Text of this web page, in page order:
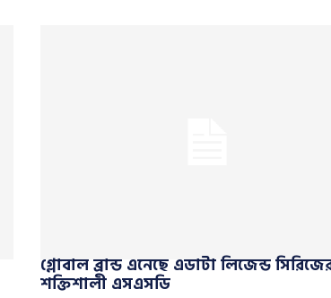
গ্লোবাল ব্রান্ড এনেছে এডাটা লিজেন্ড
শক্তিশালী এসএসডি